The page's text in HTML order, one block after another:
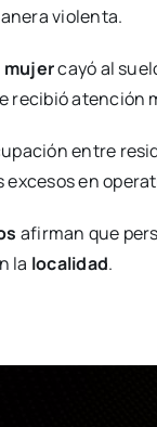
violenta.
mujercayó al
recibió atención
entre
en
afirman que
la localidad.